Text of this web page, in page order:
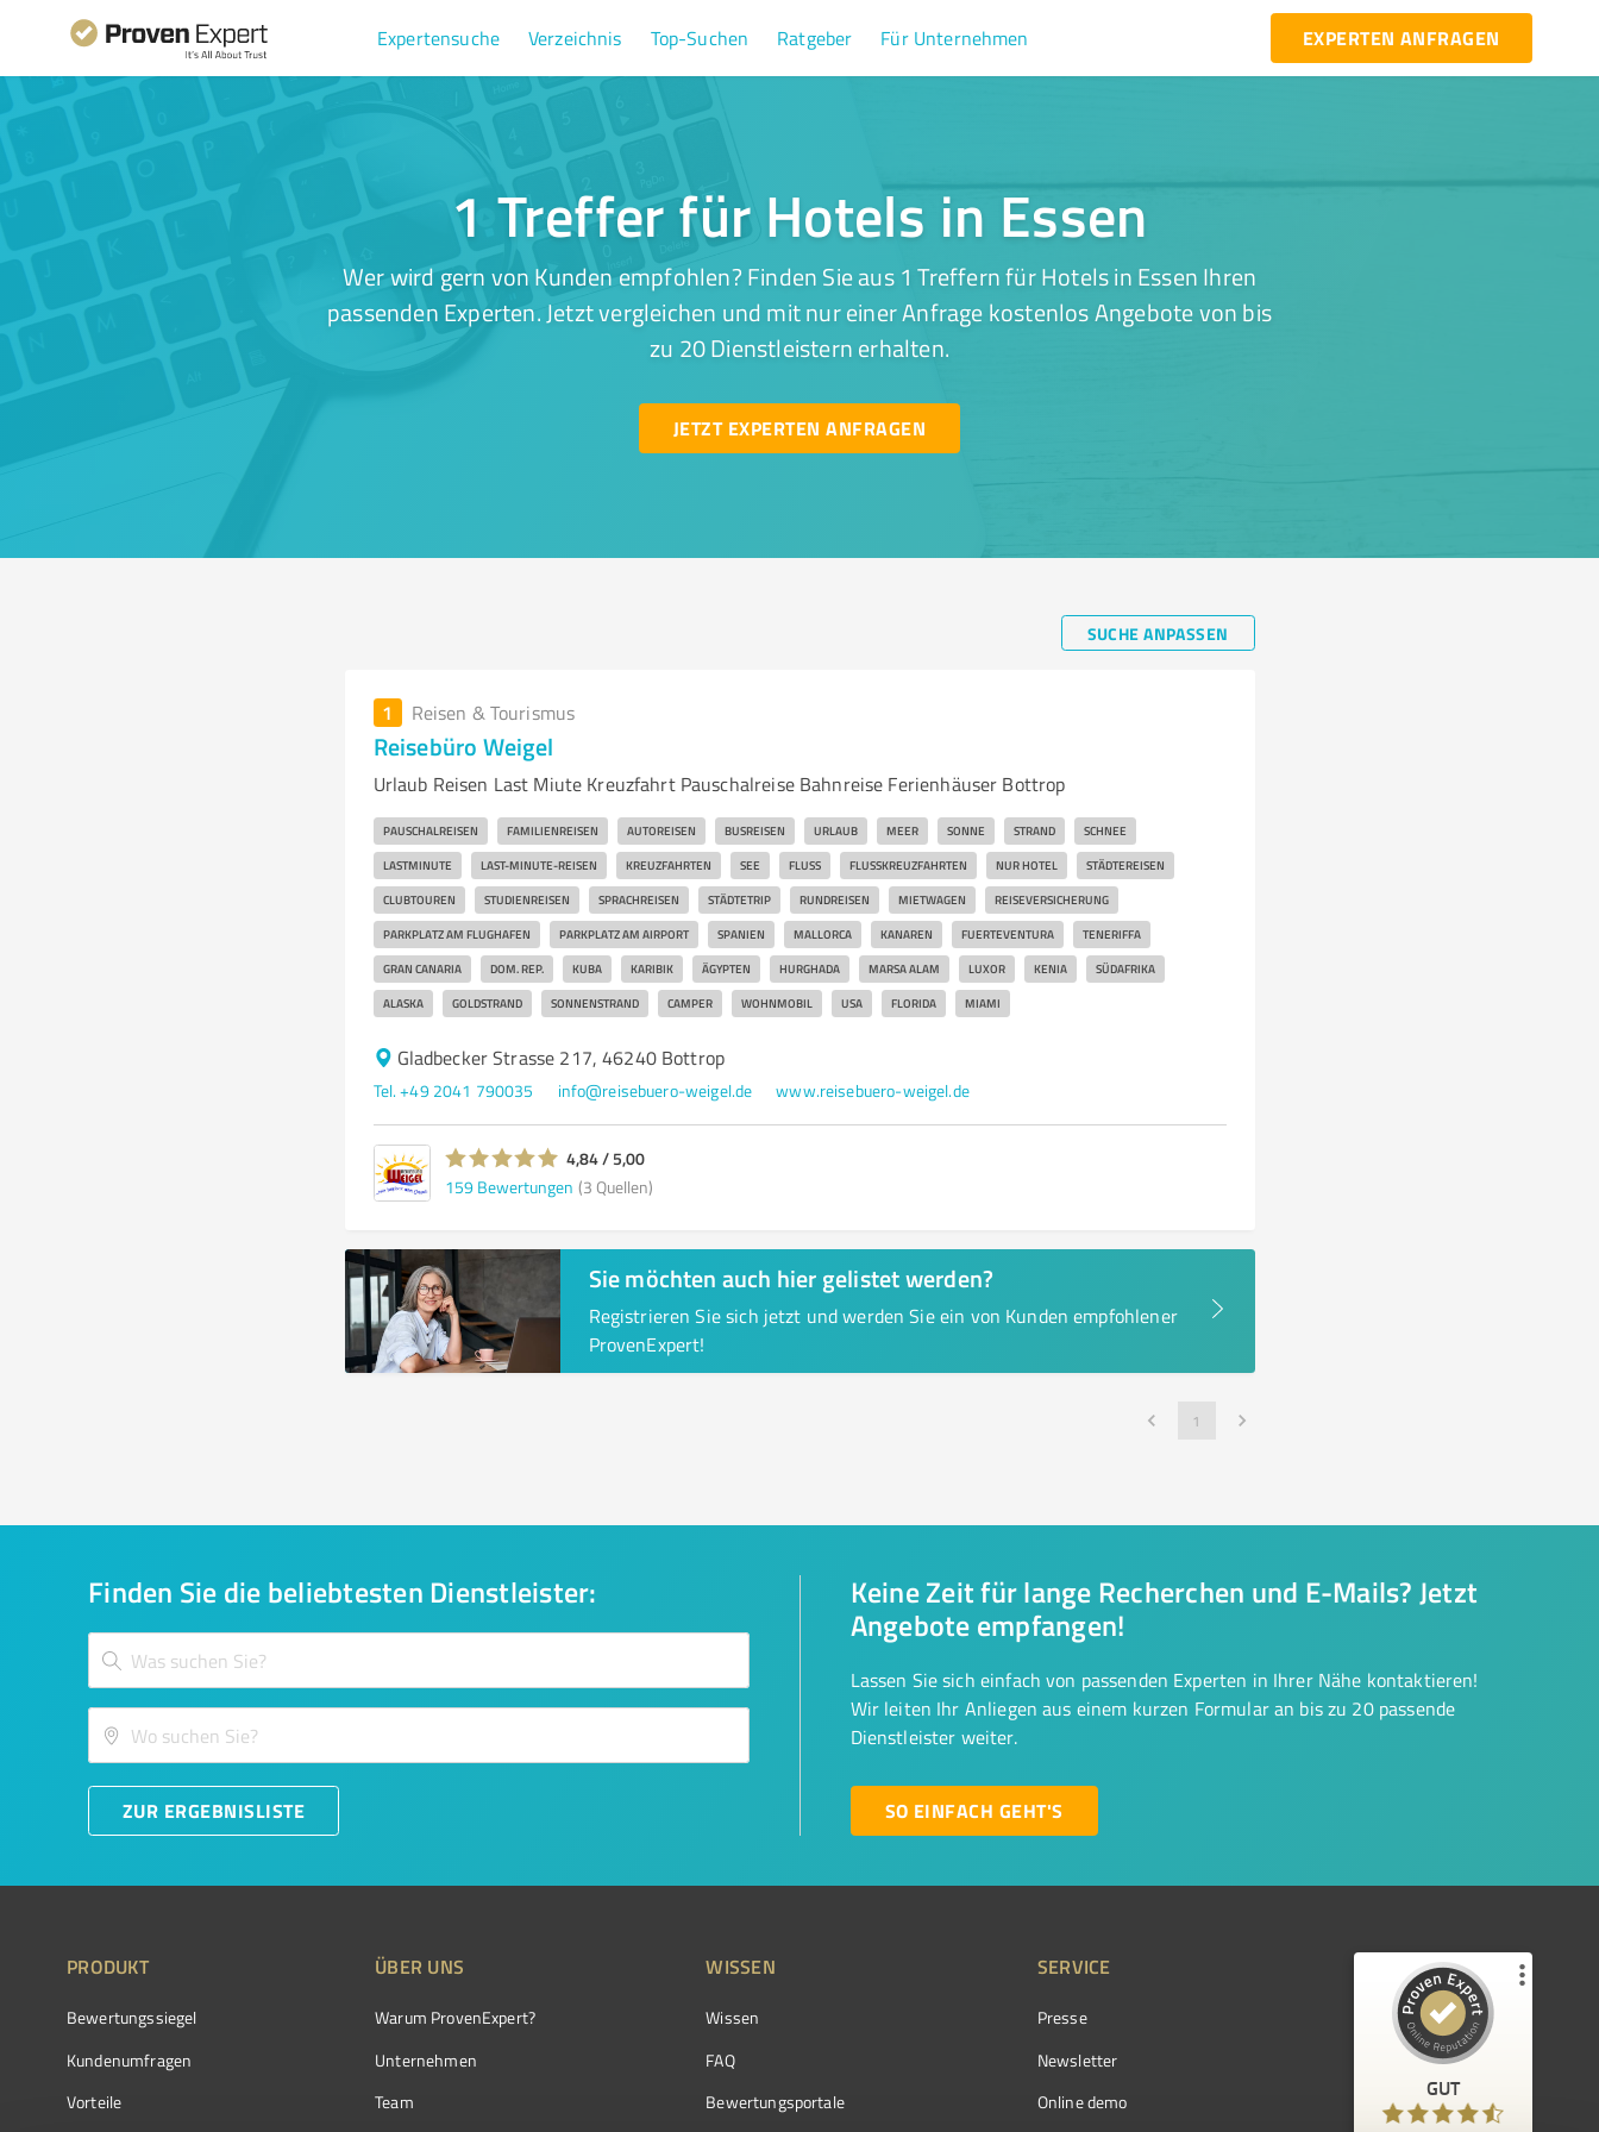
Expertensuche Verzeichnis Top-Suchen Ratgeber Für Unternehmen EXPERTEN ANFRAGEN
1 Treffer für Hotels in Essen
Wer wird gern von Kunden empfohlen? Finden Sie aus 1 Treffern für Hotels in Essen Ihren
passenden Experten. Jetzt vergleichen und mit nur einer Anfrage kostenlos Angebote von bis
zu 20 Dienstleistern erhalten.
JETZT EXPERTEN ANFRAGEN
SUCHE ANPASSEN
1 Reisen & Tourismus
Reisebüro Weigel
Urlaub Reisen Last Miute Kreuzfahrt Pauschalreise Bahnreise Ferienhäuser Bottrop
PAUSCHALREISEN FAMILIENREISEN AUTOREISEN BUSREISEN URLAUB MEER SONNE STRAND SCHNEE
LASTMINUTE LAST-MINUTE-REISEN KREUZFAHRTEN SEE FLUSS FLUSSKREUZFAHRTEN NUR HOTEL STÄDTEREISEN
CLUBTOUREN STUDIENREISEN SPRACHREISEN STÄDTETRIP RUNDREISEN MIETWAGEN REISEVERSICHERUNG
PARKPLATZ AM FLUGHAFEN PARKPLATZ AM AIRPORT SPANIEN MALLORCA KANAREN FUERTEVENTURA TENERIFFA
GRAN CANARIA DOM. REP. KUBA KARIBIK ÄGYPTEN HURGHADA MARSA ALAM LUXOR KENIA SÜDAFRIKA
ALASKA GOLDSTRAND SONNENSTRAND CAMPER WOHNMOBIL USA FLORIDA MIAMI
Gladbecker Strasse 217, 46240 Bottrop
Tel. +49 2041 790035 info@reisebuero-weigel.de www.reisebuero-weigel.de
4,84 / 5,00
159 Bewertungen (3 Quellen)
Sie möchten auch hier gelistet werden?
Registrieren Sie sich jetzt und werden Sie ein von Kunden empfohlener
ProvenExpert!
1
Finden Sie die beliebtesten Dienstleister:
ZUR ERGEBNISLISTE
Keine Zeit für lange Recherchen und E-Mails? Jetzt
Angebote empfangen!
Lassen Sie sich einfach von passenden Experten in Ihrer Nähe kontaktieren!
Wir leiten Ihr Anliegen aus einem kurzen Formular an bis zu 20 passende
Dienstleister weiter.
SO EINFACH GEHT'S
PRODUKT
Bewertungssiegel
Kundenumfragen
Vorteile
ÜBER UNS
Warum ProvenExpert?
Unternehmen
Team
WISSEN
Wissen
FAQ
Bewertungsportale
SERVICE
Presse
Newsletter
Online demo
GUT
Kundenbewertungen und Erfahrungen zu
ProvenExpert.com
97
%
Empfehlungen auf